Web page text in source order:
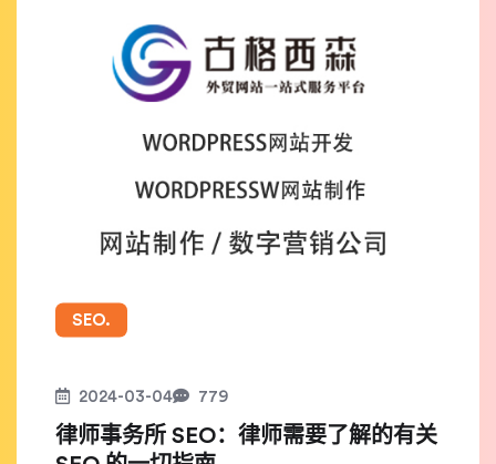
SEO.
2024-03-04 779
律师事务所 SEO：律师需要了解的有关